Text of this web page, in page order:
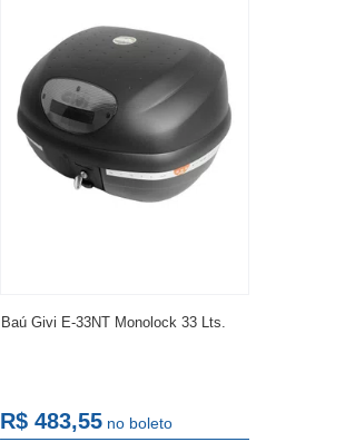
Baú Givi E-33NT Monolock 33 Lts.
R$ 483,55 no boleto